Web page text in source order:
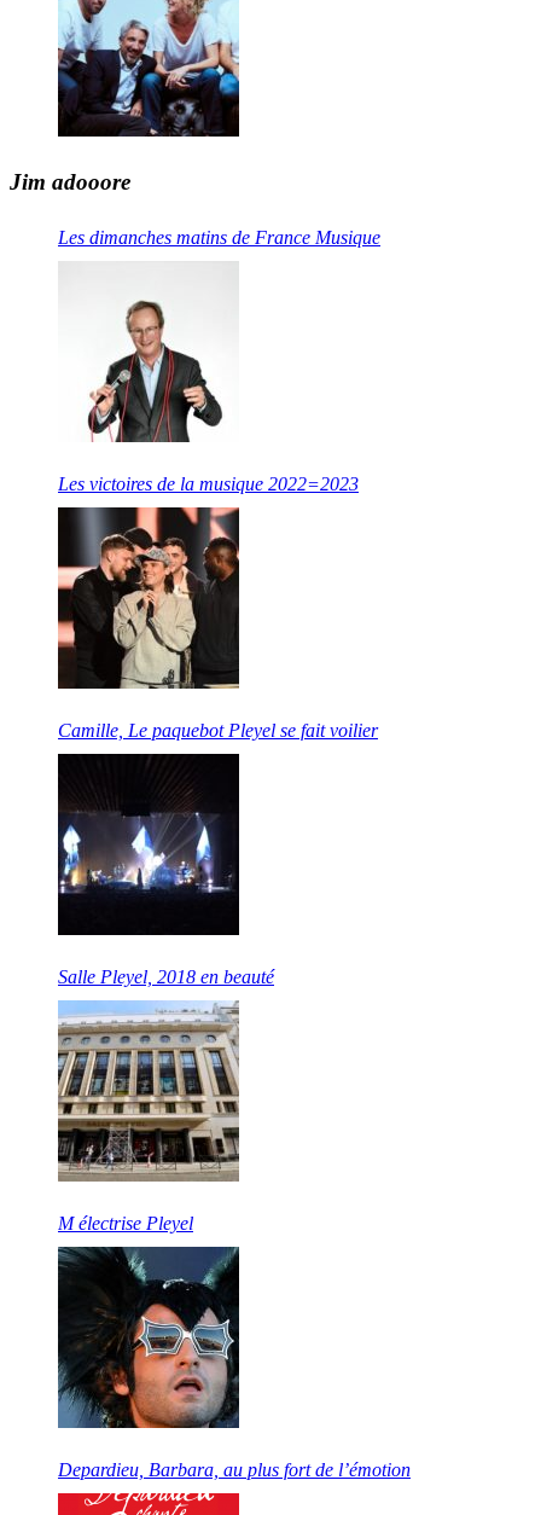
Jim adooore
Les dimanches matins de France Musique
Les victoires de la musique 2022=2023
Camille, Le paquebot Pleyel se fait voilier
Salle Pleyel, 2018 en beauté
M électrise Pleyel
Depardieu, Barbara, au plus fort de l’émotion